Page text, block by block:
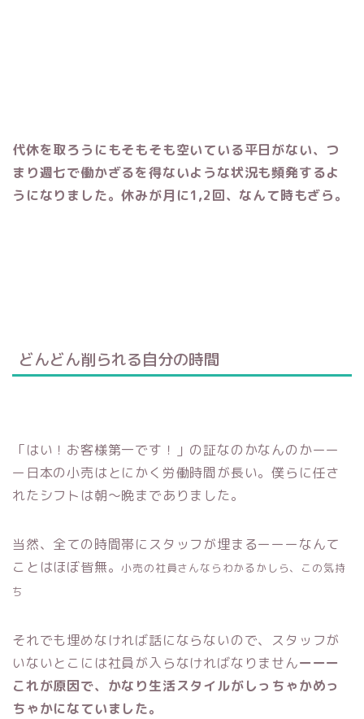
代休を取ろうにもそもそも空いている平日がない、つ
まり週七で働かざるを得ないような状況も頻発するよ
うになりました。休みが月に1,2回、なんて時もざら。
どんどん削られる自分の時間
「はい！お客様第一です！」の証なのかなんのかーー
ー日本の小売はとにかく労働時間が長い。僕らに任さ
れたシフトは朝～晩までありました。
当然、全ての時間帯にスタッフが埋まるーーーなんて
ことはほぼ皆無。小売の社員さんならわかるかしら、この気持
ち
それでも埋めなければ話にならないので、スタッフが
いないとこには社員が入らなければなりませんーーー
これが原因で、かなり生活スタイルがしっちゃかめっ
ちゃかになていました。